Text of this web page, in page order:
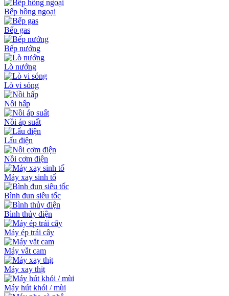
Bếp hồng ngoại
Bếp gas
Bếp nướng
Lò nướng
Lò vi sóng
Nồi hấp
Nồi áp suất
Lẩu điện
Nồi cơm điện
Máy xay sinh tố
Bình đun siêu tốc
Bình thủy điện
Máy ép trái cây
Máy vắt cam
Máy xay thịt
Máy hút khói / mùi